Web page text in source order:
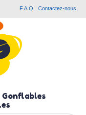
Contactez-nous
F.A.Q